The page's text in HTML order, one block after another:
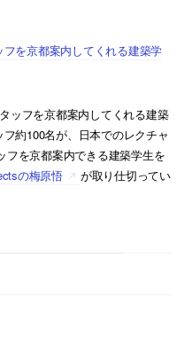
を京都案内してくれる建築学
ッフを京都案内してくれる建築
約100名が、日本でのレクチャ
フを京都案内できる建築学生を
の梅原悟
が取り仕切ってい